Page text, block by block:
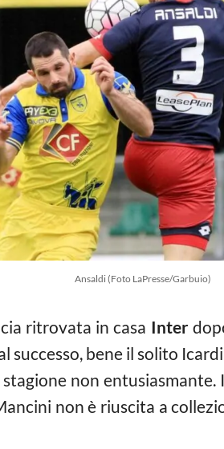
Ansaldi (Foto LaPresse/Garbuio)
ritrovata in casa Inter
successo, bene il solito
non
non è riuscita a